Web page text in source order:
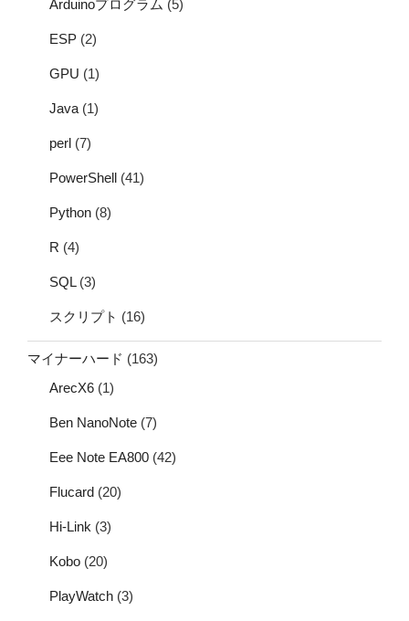
Arduinoプログラム (5)
ESP (2)
GPU (1)
Java (1)
perl (7)
PowerShell (41)
Python (8)
R (4)
SQL(3)
スクリプト (16)
マイナーハード (163)
ArecX6 (1)
Ben NanoNote (7)
Eee Note EA800 (42)
Flucard (20)
Hi-Link (3)
Kobo (20)
PlayWatch (3)